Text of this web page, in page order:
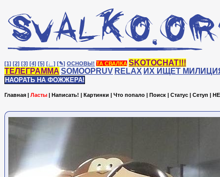
[1] [2] [3] [4] [5] [♩] [✎] ОСНОВЫ! ТА СВАЛКА SKOTOCHAT!!!
ТЕЛЕГРАММА SOMOOPRUV RELAX ИХ ИЩЕТ
НАОРАТЬ НА ФОЖЖЕРА!
Главная | Ласты | Написать! | Картинки | Что попало | Поиск | Статус | Сетуп |